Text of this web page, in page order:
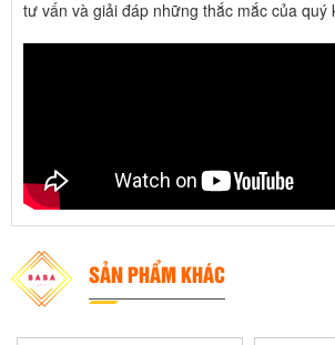
tư vấn và giải đáp những thắc mắc của quý
SẢN PHẨM KHÁC